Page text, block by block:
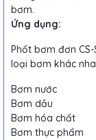
bơm.
Ứng dụng:
Phốt bơm đơn
loại bơm khác
Bơm nước
Bơm dầu
Bơm hóa chất
Bơm thực phẩm